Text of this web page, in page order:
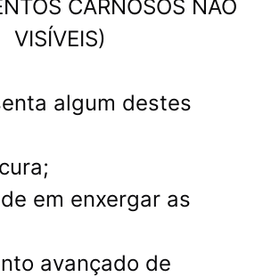
CARNOSOS NÃO
VISÍVEIS)
algum destes
em enxergar as
avançado de